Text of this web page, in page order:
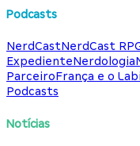
Podcasts
NerdCastNerdCast
ExpedienteNerdologia
ParceiroFrança e o
Podcasts
Notícias